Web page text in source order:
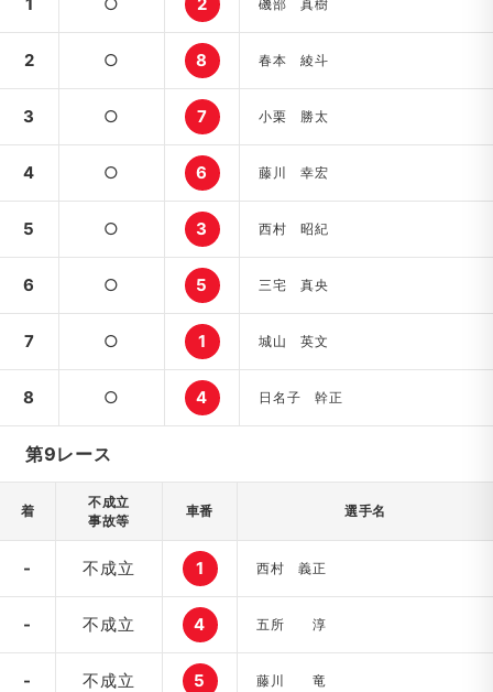
1 ○ 2 磯部 真樹
2 ○ 8 春本 綾斗
3 ○ 7 小栗 勝太
4 ○ 6 藤川 幸宏
5 ○ 3 西村 昭紀
6 ○ 5 三宅 真央
7 ○ 1 城山 英文
8 ○ 4 日名子 幹正
第9レース
着
不成立
事故等
車番 選手名
- 不成立 1 西村 義正
- 不成立 4 五所 淳
- 不成立 5 藤川 竜